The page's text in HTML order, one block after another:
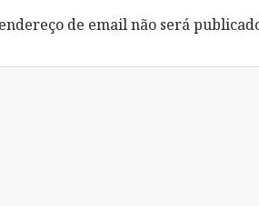
de email não será